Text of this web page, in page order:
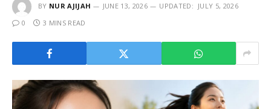
BY NUR AJIJAH JUNE 13, 2026 UPDATED: JULY 5, 2026
0
3 MINS READ